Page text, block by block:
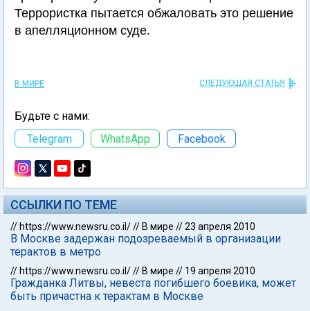
Террористка пытается обжаловать это решение
в апелляционном суде.
В МИРЕ СЛЕДУЮЩАЯ СТАТЬЯ
Будьте с нами:
Telegram
WhatsApp Facebook
ССЫЛКИ ПО ТЕМЕ
// https://www.newsru.co.il/// В мире //23 апреля 2010
В Москве задержан подозреваемый в организации
терактов в метро
// https://www.newsru.co.il/// В мире // 19 апреля 2010
Гражданка Литвы, невеста погибшего боевика, может
быть причастна к терактам в Москве